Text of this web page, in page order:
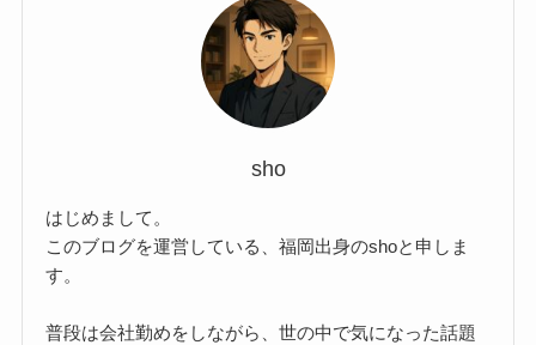
sho
はじめまして。
このブログを運営している、福岡出身のshoと申しま
す。
普段は会社勤めをしながら、世の中で気になった話題